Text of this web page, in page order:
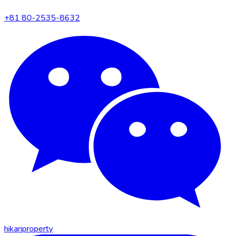
+81 80-2535-8632
hikariproperty